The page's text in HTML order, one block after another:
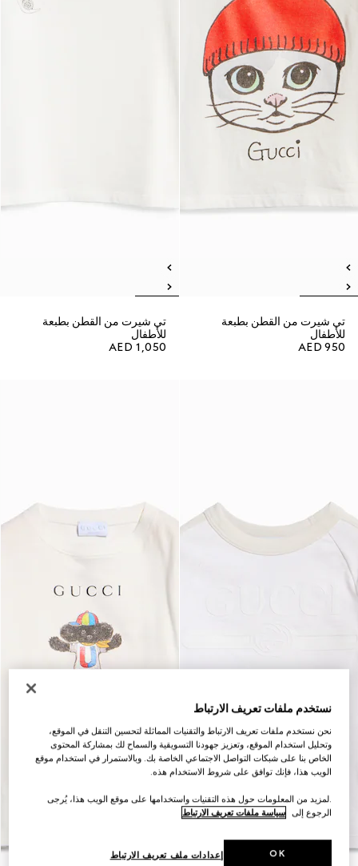
تي شيرت من القطن بطبعة
للأطفال
AED 950
تي شيرت من القطن بطبعة
للأطفال
AED 1,050
نستخدم ملفات تعريف الارتباط
نحن نستخدم ملفات تعريف الارتباط والتقنيات المماثلة لتحسين التنقل في الموقع،
وتحليل استخدام الموقع، وتعزيز جهودنا التسويقية والسماح لك بمشاركة المحتوى
الخاص بنا على شبكات التواصل الاجتماعي الخاصة بك. وبالاستمرار في استخدام موقع
الويب هذا، فإنك توافق على شروط الاستخدام هذه.
.لمزيد من المعلومات حول هذه التقنيات واستخدامها على موقع الويب هذا، يُرجى
الرجوع إلى سياسة ملفات تعريف الارتباط
إعدادات ملف تعريف الارتباط OK